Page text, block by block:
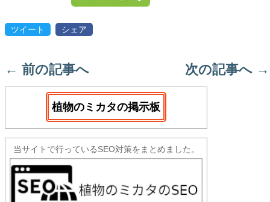
ツイート シェア
← 前の記事へ 次の記事へ →
植物のミカタの掲示板
当サイトで行っているSEO対策をまとめました。